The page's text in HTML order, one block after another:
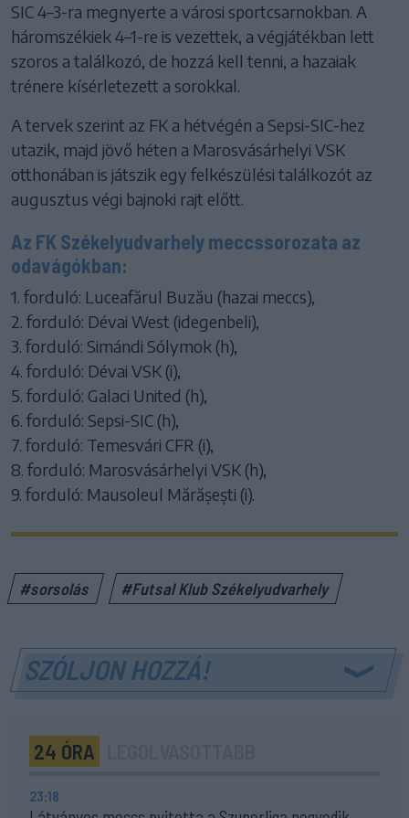
SIC 4–3-ra megnyerte a városi sportcsarnokban. A
háromszékiek 4–1-re is vezettek, a végjátékban lett
szoros a találkozó, de hozzá kell tenni, a hazaiak
trénere kísérletezett a sorokkal.
A tervek szerint az FK a hétvégén a Sepsi-SIC-hez
utazik, majd jövő héten a Marosvásárhelyi VSK
otthonában is játszik egy felkészülési találkozót az
augusztus végi bajnoki rajt előtt.
Az FK Székelyudvarhely meccssorozata az
odavágókban:
1. forduló: Luceafărul Buzău (hazai meccs),
2. forduló: Dévai West (idegenbeli),
3. forduló: Simándi Sólymok (h),
4. forduló: Dévai VSK (i),
5. forduló: Galaci United (h),
6. forduló: Sepsi-SIC (h),
7. forduló: Temesvári CFR (i),
8. forduló: Marosvásárhelyi VSK (h),
9. forduló: Mausoleul Mărășești (i).
#sorsolás #Futsal Klub Székelyudvarhely
SZÓLJON HOZZÁ!
24 ÓRA
23:18